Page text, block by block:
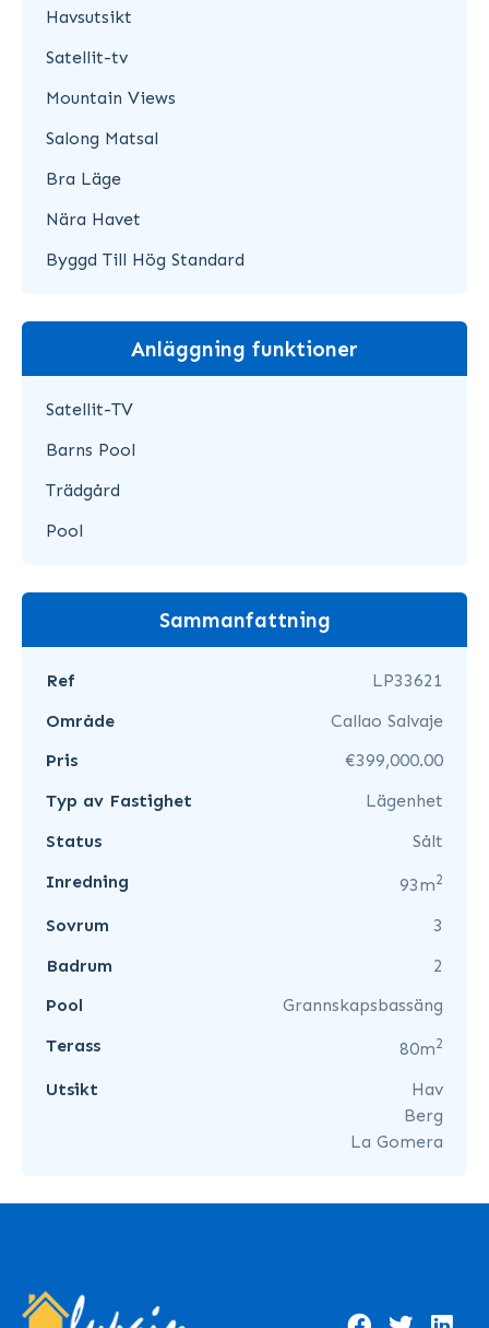
Havsutsikt
Satellit-tv
Mountain Views
Salong Matsal
Bra Läge
Nära Havet
Byggd Till Hög Standard
Anläggning funktioner
Satellit-TV
Barns Pool
Trädgård
Pool
Sammanfattning
Ref
LP33621
Område
Callao Salvaje
Pris
€399,000.00
Typ av Fastighet
Lägenhet
Status
Sålt
Inredning
93m2
Sovrum
3
Badrum
2
Pool
Grannskapsbassäng
Terass
80m2
Utsikt
Hav
Berg
La Gomera